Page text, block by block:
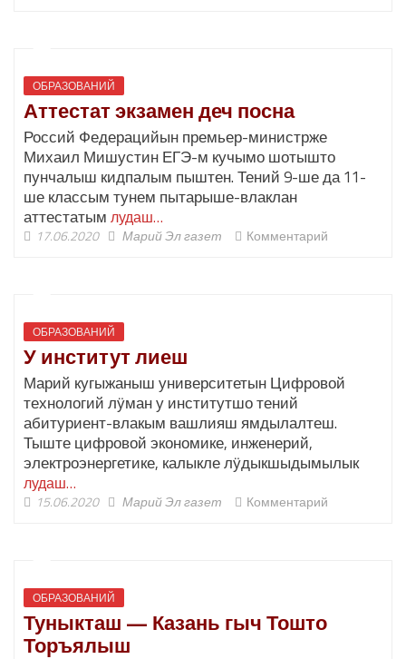
ОБРАЗОВАНИЙ
Аттестат экзамен деч посна
Россий Федерацийын премьер-министрже
Михаил Мишустин ЕГЭ-м кучымо шотышто
пунчалыш кидпалым пыштен. Тений 9-ше да 11-
ше классым тунем пытарыше-влаклан
аттестатым лудаш…
17.06.2020 Марий Эл газет Комментарий
ОБРАЗОВАНИЙ
У институт лиеш
Марий кугыжаныш университетын Цифровой
технологий лӱман у институтшо тений
абитуриент-влакым вашлияш ямдылалтеш.
Тыште цифровой экономике, инженерий,
электроэнергетике, калыкле лӱдыкшыдымылык
лудаш…
15.06.2020 Марий Эл газет Комментарий
ОБРАЗОВАНИЙ
Туныкташ — Казань гыч Тошто
Торъялыш